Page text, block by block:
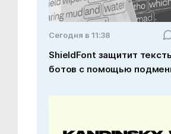
Cегодня в 11:38
ShieldFont защитит
ботов с помощью